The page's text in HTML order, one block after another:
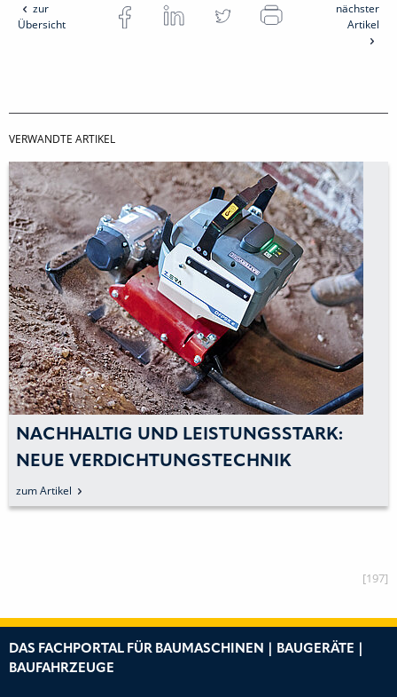
zur
Übersicht
nächster
Artikel
VERWANDTE ARTIKEL
NACHHALTIG UND LEISTUNGSSTARK:
NEUE VERDICHTUNGSTECHNIK
VORGESTELLT
zum Artikel
[197]
DAS FACHPORTAL FÜR BAUMASCHINEN | BAUGERÄTE |
BAUFAHRZEUGE